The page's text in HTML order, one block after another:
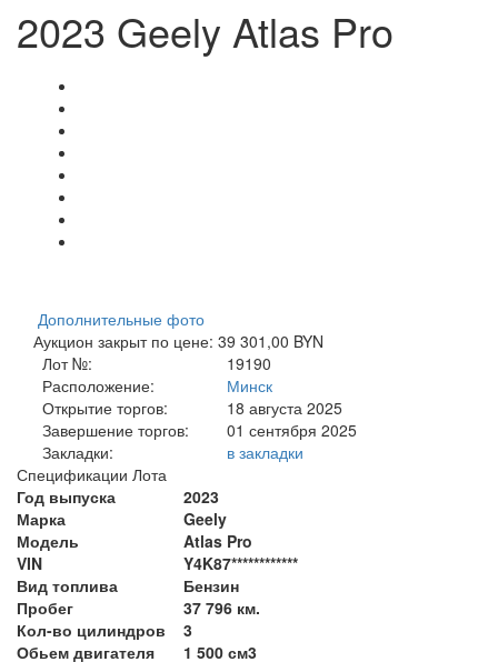
2023 Geely Atlas Pro
Дополнительные фото
Аукцион закрыт по цене: 39 301,00 BYN
Лот №:
19190
Расположение:
Минск
Открытие торгов:
18 августа 2025
Завершение торгов:
01 сентября 2025
Закладки:
в закладки
Спецификации Лота
Год выпуска
2023
Марка
Geely
Модель
Atlas Pro
VIN
Y4K87************
Вид топлива
Бензин
Пробег
37 796 км.
Кол-во цилиндров
3
Обьем двигателя
1 500 см3